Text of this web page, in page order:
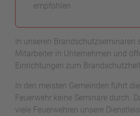
empfohlen
In unseren Brandschutzseminaren
Mitarbeiter in Unternehmen und
Einrichtungen zum
In den meisten Gemeinden führt
Feuerwehr keine Seminare durch.
viele Feuerwehren unsere